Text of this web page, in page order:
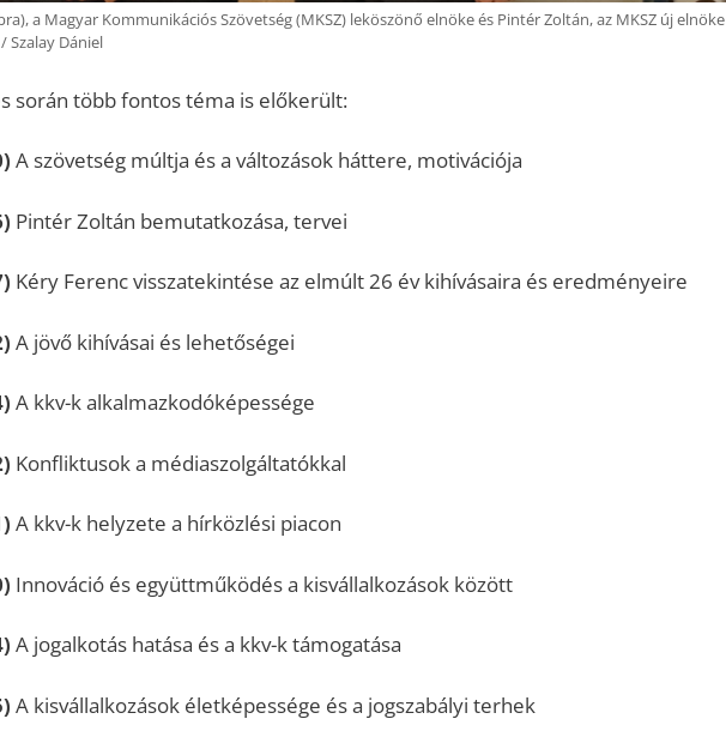
a Magyar Kommunikációs Szövetség (MKSZ) leköszönő elnöke és Pintér Zoltán, az MKSZ új elnöke
Szalay Dániel
során több fontos téma is előkerült:
A szövetség múltja és a változások háttere, motivációja
Pintér Zoltán bemutatkozása, tervei
Kéry Ferenc visszatekintése az elmúlt 26 év kihívásaira és eredményeire
A jövő kihívásai és lehetőségei
A kkv-k alkalmazkodóképessége
Konfliktusok a médiaszolgáltatókkal
A kkv-k helyzete a hírközlési piacon
Innováció és együttműködés a kisvállalkozások között
A jogalkotás hatása és a kkv-k támogatása
A kisvállalkozások életképessége és a jogszabályi terhek